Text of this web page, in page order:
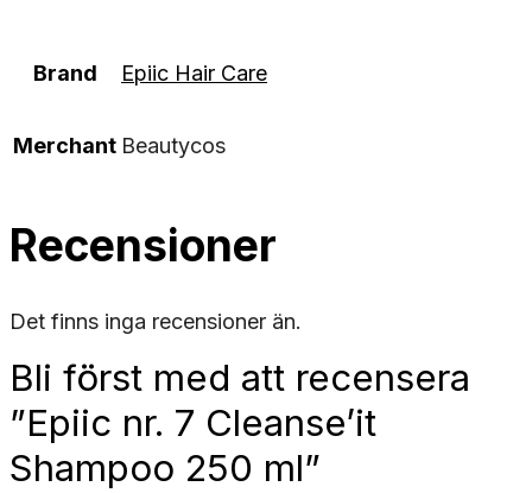
Brand Epiic Hair Care
Merchant Beautycos
Recensioner
Det finns inga recensioner än.
Bli först med att recensera
”Epiic nr. 7 Cleanse’it
Shampoo 250 ml”